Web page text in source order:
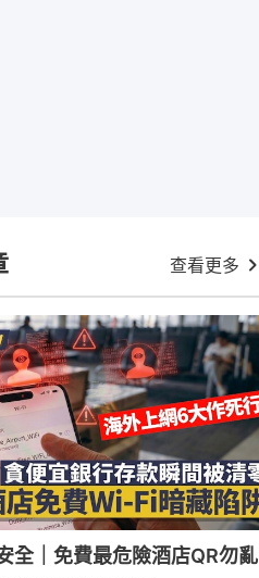
查看更多
全｜免費最危險酒店QR勿亂